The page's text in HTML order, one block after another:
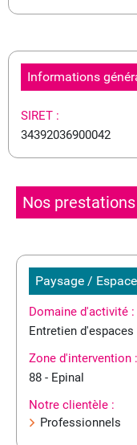
Informations
SIRET :
34392036900042
Nos
Paysage /
Domaine d'activité :
Entretien d'espaces
Zone d'intervention :
88 - Epinal
Notre clientèle :
Professionnels